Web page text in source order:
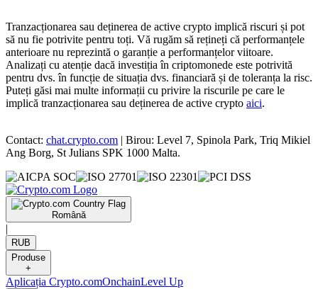
Tranzacționarea sau deținerea de active crypto implică riscuri și pot
să nu fie potrivite pentru toți. Vă rugăm să rețineți că performanțele
anterioare nu reprezintă o garanție a performanțelor viitoare.
Analizați cu atenție dacă investiția în criptomonede este potrivită
pentru dvs. în funcție de situația dvs. financiară și de toleranța la risc.
Puteți găsi mai multe informații cu privire la riscurile pe care le
implică tranzacționarea sau deținerea de active crypto aici.
Contact: chat.crypto.com | Birou: Level 7, Spinola Park, Triq Mikiel
Ang Borg, St Julians SPK 1000 Malta.
Română
|
RUB
Produse
+
Aplicația Crypto.comOnchainLevel Up